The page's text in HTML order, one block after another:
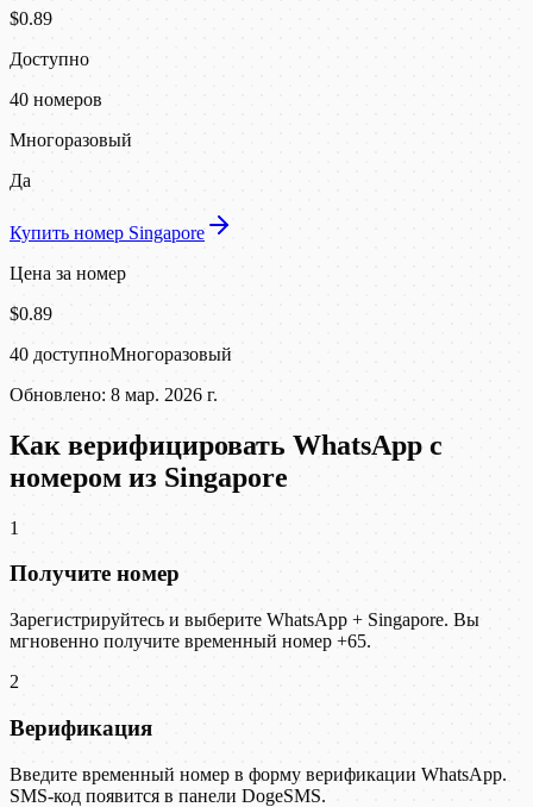
$0.89
Доступно
40 номеров
Многоразовый
Да
Купить номер Singapore
Цена за номер
$0.89
40 доступноМногоразовый
Обновлено: 8 мар. 2026 г.
Как верифицировать WhatsApp с
номером из Singapore
1
Получите номер
Зарегистрируйтесь и выберите WhatsApp + Singapore. Вы
мгновенно получите временный номер +65.
2
Верификация
Введите временный номер в форму верификации WhatsApp.
SMS-код появится в панели DogeSMS.